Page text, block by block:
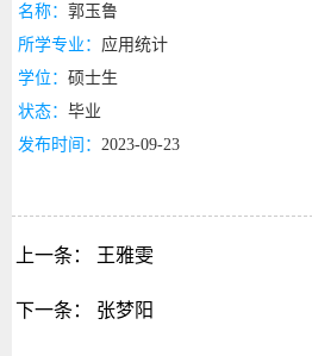
名称： 郭玉鲁
所学专业： 应用统计
学位： 硕士生
状态： 毕业
发布时间： 2023-09-23
上一条： 王雅雯
下一条： 张梦阳